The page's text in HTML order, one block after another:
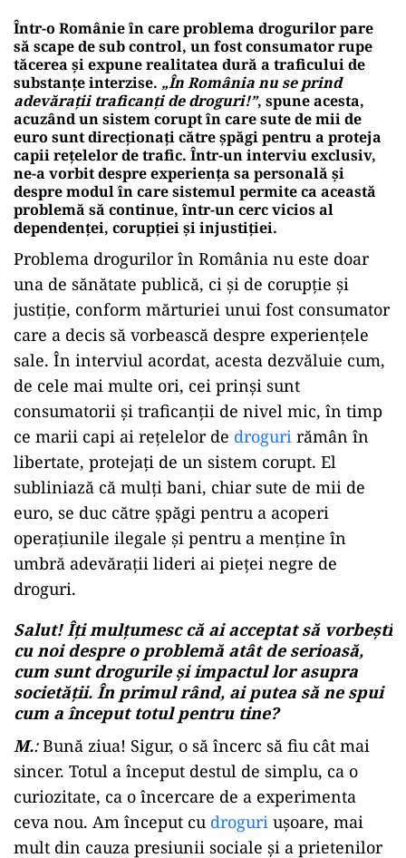
Într-o Românie în care problema drogurilor pare
să scape de sub control, un fost consumator rupe
tăcerea și expune realitatea dură a traficului de
substanțe interzise. „În România nu se prind
adevărații traficanți de droguri!”, spune acesta,
acuzând un sistem corupt în care sute de mii de
euro sunt direcționați către șpăgi pentru a proteja
capii rețelelor de trafic. Într-un interviu exclusiv,
ne-a vorbit despre experiența sa personală și
despre modul în care sistemul permite ca această
problemă să continue, într-un cerc vicios al
dependenței, corupției și injustiției.
Problema drogurilor în România nu este doar
una de sănătate publică, ci și de corupție și
justiție, conform mărturiei unui fost consumator
care a decis să vorbească despre experiențele
sale. În interviul acordat, acesta dezvăluie cum,
de cele mai multe ori, cei prinși sunt
consumatorii și traficanții de nivel mic, în timp
ce marii capi ai rețelelor de droguri rămân în
libertate, protejați de un sistem corupt. El
subliniază că mulți bani, chiar sute de mii de
euro, se duc către șpăgi pentru a acoperi
operațiunile ilegale și pentru a menține în
umbră adevărații lideri ai pieței negre de
droguri.
Salut! Îți mulțumesc că ai acceptat să vorbești
cu noi despre o problemă atât de serioasă,
cum sunt drogurile și impactul lor asupra
societății. În primul rând, ai putea să ne spui
cum a început totul pentru tine?
M.:Bună ziua! Sigur, o să încerc să fiu cât mai
sincer. Totul a început destul de simplu, ca o
curiozitate, ca o încercare de a experimenta
ceva nou. Am început cu droguri ușoare, mai
mult din cauza presiunii sociale și a prietenilor